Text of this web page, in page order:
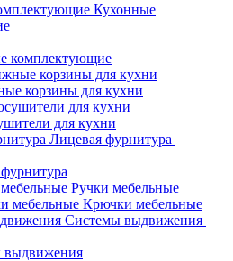
Кухонные
комплектующие
корзины для кухни
для кухни
Лицевая фурнитура
Ручки мебельные
Крючки мебельные
Системы выдвижения
выдвижения